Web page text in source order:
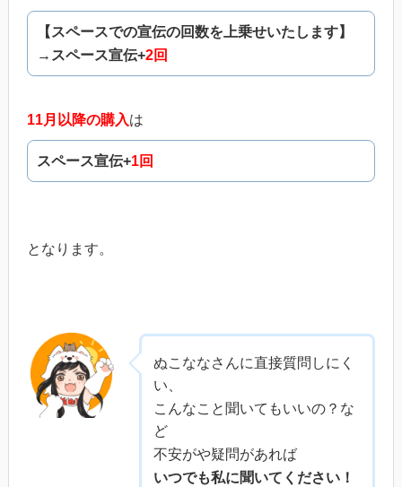
【スペースでの宣伝の回数を上乗せいたします】
→スペース宣伝+2回
11月以降の購入は
スペース宣伝+1回
となります。
ぬこななさんに直接質問しにく
い、
こんなこと聞いてもいいの？な
ど
不安がや疑問があれば
いつでも私に聞いてください！